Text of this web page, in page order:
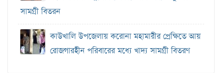
সামগ্রী বিতরন
কাউখালি উপজেলায় করোনা মহামারীর প্রেক্ষিতে আয়
রোজগারহীন পরিবারের মধ্যে খাদ্য সামগ্রী বিতরণ